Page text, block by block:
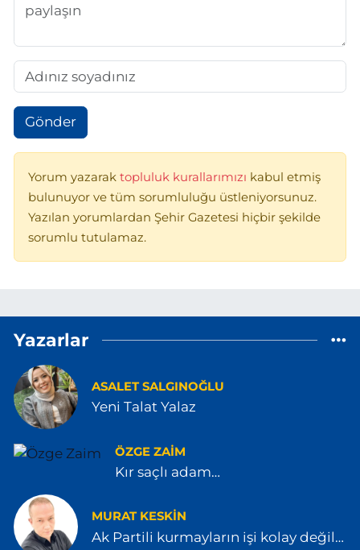
Gönder
Yorum yazarak topluluk kurallarımızı kabul etmiş
bulunuyor ve tüm sorumluluğu üstleniyorsunuz.
Yazılan yorumlardan Şehir Gazetesi hiçbir şekilde
sorumlu tutulamaz.
Yazarlar
ASALET SALGINOĞLU
Yeni Talat Yalaz
ÖZGE ZAIM
Kır saçlı adam…
MURAT KESKİN
Ak Partili kurmayların işi kolay değil…